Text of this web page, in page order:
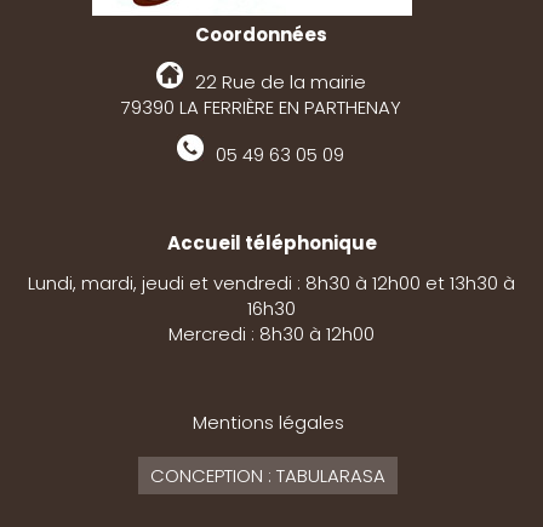
Coordonnées
22 Rue de la mairie
79390 LA FERRIÈRE EN PARTHENAY
05 49 63 05 09
Accueil téléphonique
Lundi, mardi, jeudi et vendredi : 8h30 à 12h00 et 13h30 à
16h30
Mercredi : 8h30 à 12h00
Mentions légales
CONCEPTION : TABULARASA